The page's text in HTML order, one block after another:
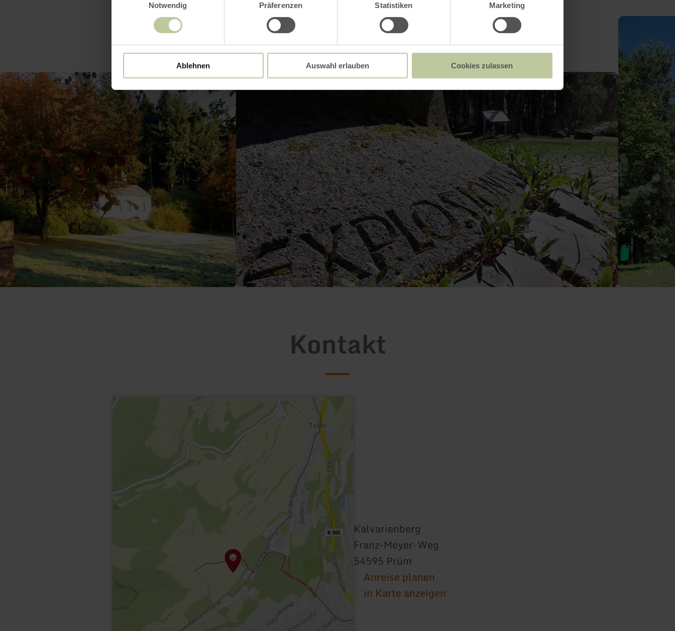
Notwendig
Präferenzen Statistiken Marketing
Ablehnen Auswahl erlauben Cookies zulassen
Kontakt
Kalvarienberg
Franz-Meyer-Weg
54595 Prüm
Anreise planen
in Karte anzeigen